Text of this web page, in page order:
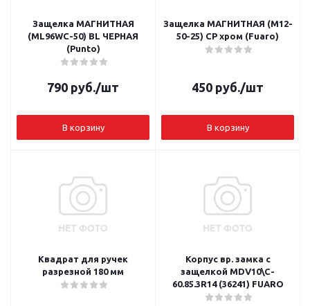
Защелка МАГНИТНАЯ
(ML96WC-50) BL ЧЕРНАЯ
(Punto)
790 руб./шт
В корзину
Защелка МАГНИТНАЯ (М12-
50-25) СР хром (Fuaro)
450 руб./шт
В корзину
Квадрат для ручек
разрезной 180 мм
Корпус вр. замка с
защелкой MDV10\C-
60.85.3R14 (36241) FUARO